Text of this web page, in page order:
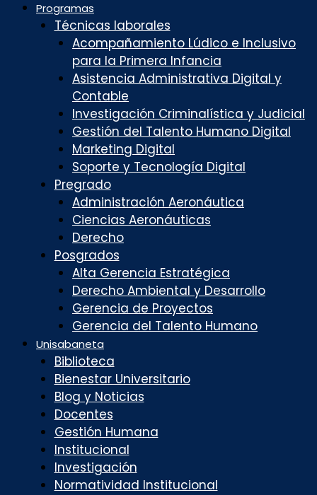
Programas
Técnicas laborales
Acompañamiento Lúdico e Inclusivo
para la Primera Infancia
Asistencia Administrativa Digital y
Contable
Investigación Criminalística y Judicial
Gestión del Talento Humano Digital
Marketing Digital
Soporte y Tecnología Digital
Pregrado
Administración Aeronáutica
Ciencias Aeronáuticas
Derecho
Posgrados
Alta Gerencia Estratégica
Derecho Ambiental y Desarrollo
Gerencia de Proyectos
Gerencia del Talento Humano
Unisabaneta
Biblioteca
Bienestar Universitario
Blog y Noticias
Docentes
Gestión Humana
Institucional
Investigación
Normatividad Institucional